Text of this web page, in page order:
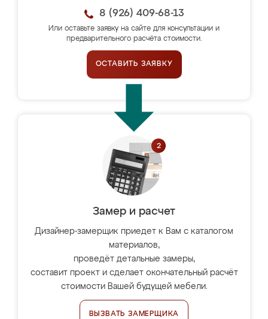
8 (926) 409-68-13
Или оставьте заявку на сайте для консультации и
предварительного расчёта стоимости.
ОСТАВИТЬ ЗАЯВКУ
Замер и расчет
Дизайнер-замерщик приедет к Вам с каталогом
материалов,
проведёт детальные замеры,
составит проект и сделает окончательный расчёт
стоимости Вашей будущей мебели.
ВЫЗВАТЬ ЗАМЕРЩИКА